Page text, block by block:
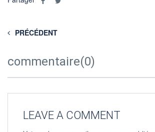
PRÉCÉDENT
commentaire(0)
LEAVE A COMMENT